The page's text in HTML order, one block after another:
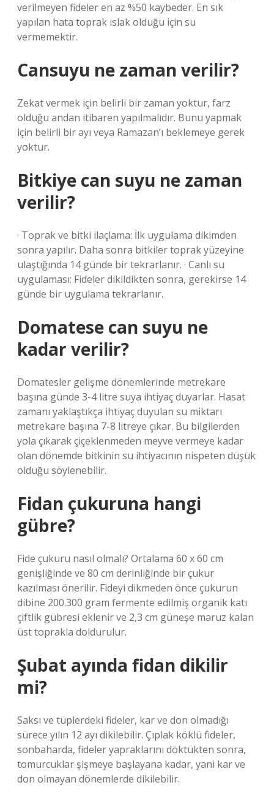
verilmeyen fideler en az %50 kaybeder. En sık
yapılan hata toprak ıslak olduğu için su
vermemektir.
Cansuyu ne zaman verilir?
Zekat vermek için belirli bir zaman yoktur, farz
olduğu andan itibaren yapılmalıdır. Bunu yapmak
için belirli bir ayı veya Ramazan’ı beklemeye gerek
yoktur.
Bitkiye can suyu ne zaman
verilir?
· Toprak ve bitki ilaçlama: İlk uygulama dikimden
sonra yapılır. Daha sonra bitkiler toprak yüzeyine
ulaştığında 14 günde bir tekrarlanır. · Canlı su
uygulaması: Fideler dikildikten sonra, gerekirse 14
günde bir uygulama tekrarlanır.
Domatese can suyu ne
kadar verilir?
Domatesler gelişme dönemlerinde metrekare
başına günde 3-4 litre suya ihtiyaç duyarlar. Hasat
zamanı yaklaştıkça ihtiyaç duyulan su miktarı
metrekare başına 7-8 litreye çıkar. Bu bilgilerden
yola çıkarak çiçeklenmeden meyve vermeye kadar
olan dönemde bitkinin su ihtiyacının nispeten düşük
olduğu söylenebilir.
Fidan çukuruna hangi
gübre?
Fide çukuru nasıl olmalı? Ortalama 60 x 60 cm
genişliğinde ve 80 cm derinliğinde bir çukur
kazılması önerilir. Fideyi dikmeden önce çukurun
dibine 200.300 gram fermente edilmiş organik katı
çiftlik gübresi eklenir ve 2,3 cm güneşe maruz kalan
üst toprakla doldurulur.
Şubat ayında fidan dikilir
mi?
Saksı ve tüplerdeki fideler, kar ve don olmadığı
sürece yılın 12 ayı dikilebilir. Çıplak köklü fideler,
sonbaharda, fideler yapraklarını döktükten sonra,
tomurcuklar şişmeye başlayana kadar, yani kar ve
don olmayan dönemlerde dikilebilir.